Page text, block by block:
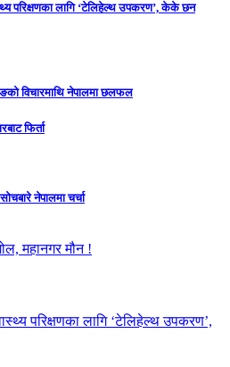
परिक्षणका लागि ‘टेलिहेल्थ उपकरण’, केके छन
विचारमाथि नेपालमा छलफल
फिर्ता
नेपालमा चर्चा